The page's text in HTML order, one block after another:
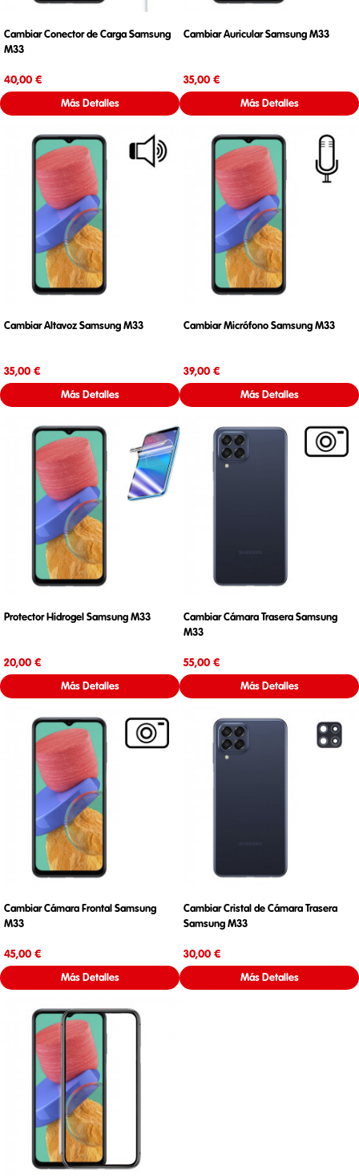
Cambiar Conector de Carga Samsung
M33
40,00 €
Más Detalles
Cambiar Auricular Samsung M33
35,00 €
Más Detalles
Cambiar Altavoz Samsung M33
35,00 €
Más Detalles
Cambiar Micrófono Samsung M33
39,00 €
Más Detalles
Protector Hidrogel Samsung M33
20,00 €
Más Detalles
Cambiar Cámara Trasera Samsung
M33
55,00 €
Más Detalles
Cambiar Cámara Frontal Samsung
M33
45,00 €
Más Detalles
Cambiar Cristal de Cámara Trasera
Samsung M33
30,00 €
Más Detalles